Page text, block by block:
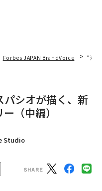
Forbes JAPAN BrandVoice “泊
シオが描く、新
（中編）
Studio